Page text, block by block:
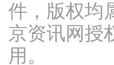
件，版权均
京资讯网授
用。